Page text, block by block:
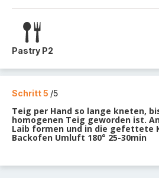
Pastry P2
Schritt 5 /5
Teig per Hand so lange kneten,
homogenen Teig geworden ist.
Laib formen und in die gefettete
Backofen Umluft 180° 25-30min